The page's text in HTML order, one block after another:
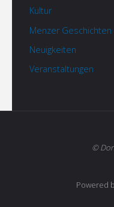
Kultur
Menzer Geschichten
Neuigkeiten
Veranstaltungen
©
Powered